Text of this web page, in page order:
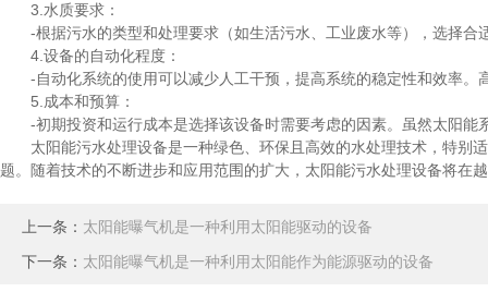
3.水质要求：
-根据污水的类型和处理要求（如生活污水、工业废水等），选择合
4.设备的自动化程度：
-自动化系统的使用可以减少人工干预，提高系统的稳定性和效率。
5.成本和预算：
-初期投资和运行成本是选择该设备时需要考虑的因素。虽然太阳能
太阳能污水处理设备是一种绿色、环保且高效的水处理技术，特别
题。随着技术的不断进步和应用范围的扩大，太阳能污水处理设备将在
上一条： 太阳能曝气机是一种利用太阳能驱动的设备
下一条： 太阳能曝气机是一种利用太阳能作为能源驱动的设备